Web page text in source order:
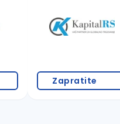
Zapratite